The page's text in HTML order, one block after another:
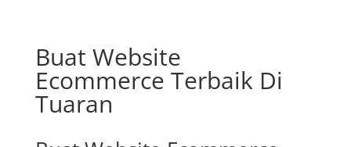
Buat Website
Ecommerce Terbaik Di
Tuaran